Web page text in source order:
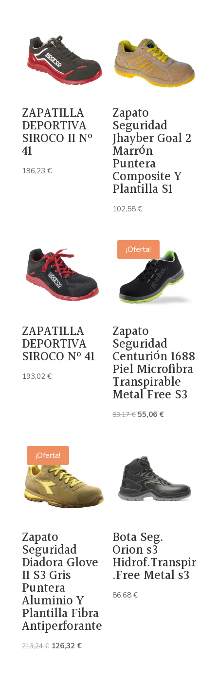
83,40 €.
ZAPATILLA
DEPORTIVA
SIROCO II Nº
41
196,23 €
Zapato
Seguridad
Jhayber Goal 2
Marrón
Puntera
Composite Y
Plantilla S1
102,58€
ZAPATILLA
DEPORTIVA
SIROCO Nº 41
193,02€
¡Oferta!
Zapato
Seguridad
Centurión 1688
Piel Microfibra
Transpirable
Metal Free S3
83,17€ El
83,17 €.
55,06 €El
¡Oferta!
Zapato
Seguridad
Diadora Glove
II S3 Gris
Puntera
Aluminio Y
Plantilla Fibra
Antiperforante
213,24€ El
126,32 €El
Bota Seg.
Orion s3
Hidrof.Transpir
.Free Metal s3
86,68€